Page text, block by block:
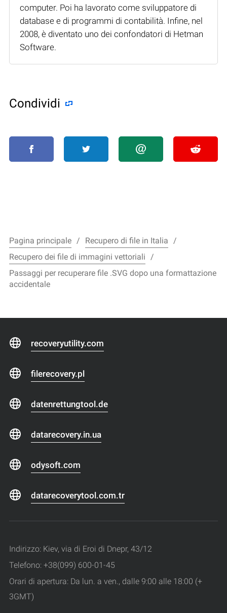
computer. Poi ha lavorato come sviluppatore di
database e di programmi di contabilità. Infine, nel
2008, è diventato uno dei confondatori di Hetman
Software.
Condividi
Pagina principale
Recupero di file in Italia
Recupero dei file di immagini vettoriali
Passaggi per recuperare file .SVG dopo una formattazione
accidentale
recoveryutility.com
filerecovery.pl
datenrettungtool.de
datarecovery.in.ua
odysoft.com
datarecoverytool.com.tr
Indirizzo: Kiev, via di Eroi di Dnepr, 43/12
Telefono: +38(099) 600-01-45
Orari di apertura: Da lun. a ven., dalle 9:00 alle 18:00 (+
3GMT)